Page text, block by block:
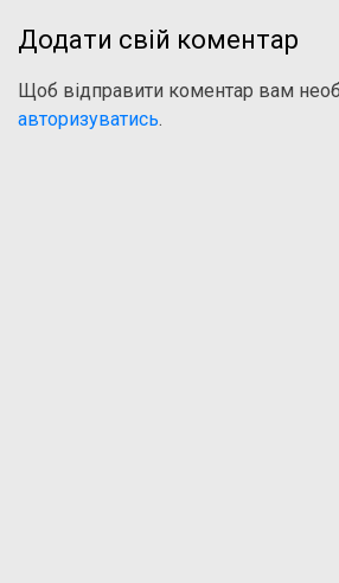
Додати свій коментар
Щоб відправити коментар вам
авторизуватись.